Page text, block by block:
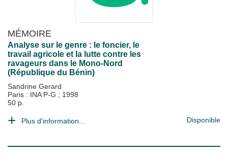
MÉMOIRE
Analyse sur le genre : le foncier, le
travail agricole et la lutte contre les
ravageurs dans le Mono-Nord
(République du Bénin)
Sandrine Gerard
Paris : INA P-G ; 1998
50 p.
Plus d'information... Disponible